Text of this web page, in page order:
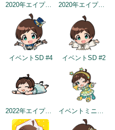
2020年エイプリルフールネタ 2020年エイプリルフールネタ
イベントSD #4 イベントSD #2
2022年エイプリルフールネタ イベントミニゲームSD（2022/11/30）